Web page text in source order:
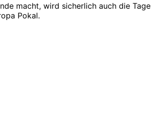
macht, wird sicherlich auch die
Pokal.